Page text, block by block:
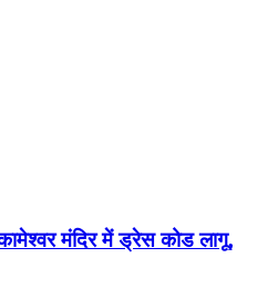
मंदिर में ड्रेस कोड लागू,